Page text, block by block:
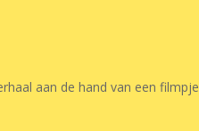
aan de hand van een filmpje